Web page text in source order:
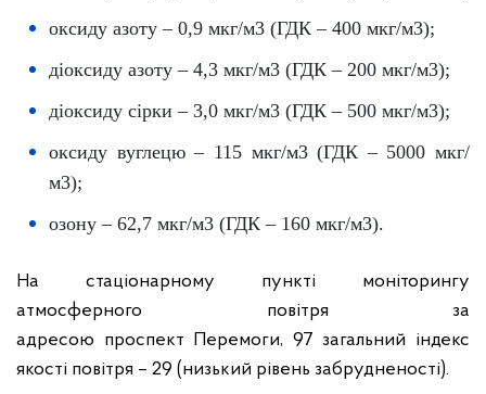
оксиду азоту – 0,9 мкг/м3 (ГДК – 400 мкг/м3);
діоксиду азоту – 4,3 мкг/м3 (ГДК – 200 мкг/м3);
діоксиду сірки – 3,0 мкг/м3 (ГДК – 500 мкг/м3);
оксиду вуглецю – 115 мкг/м3 (ГДК – 5000 мкг/
м3);
озону – 62,7 мкг/м3 (ГДК – 160 мкг/м3).
На стаціонарному пункті моніторингу
атмосферного повітря за
адресою проспект Перемоги, 97 загальний індекс
якості повітря – 29 (низький рівень забрудненості).